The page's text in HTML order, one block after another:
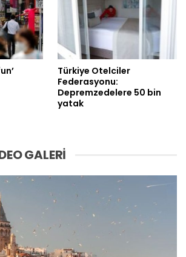
Türkiye Otelciler
Federasyonu:
Depremzedelere 50 bin
yatak
GALERİ